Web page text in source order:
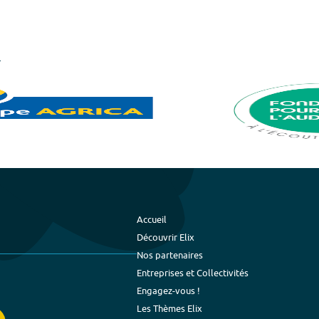
Accueil
Découvrir Elix
Nos partenaires
Entreprises et Collectivités
Engagez-vous !
Les Thèmes Elix